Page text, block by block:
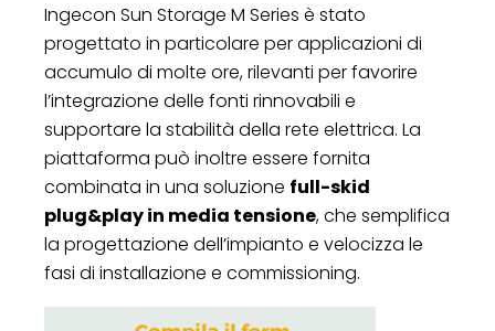
Ingecon Sun Storage M Series è stato
progettato in particolare per applicazioni di
accumulo di molte ore, rilevanti per favorire
l’integrazione delle fonti rinnovabili e
supportare la stabilità della rete elettrica. La
piattaforma può inoltre essere fornita
combinata in una soluzione full-skid
plug&play in media tensione, che semplifica
la progettazione dell’impianto e velocizza le
fasi di installazione e commissioning.